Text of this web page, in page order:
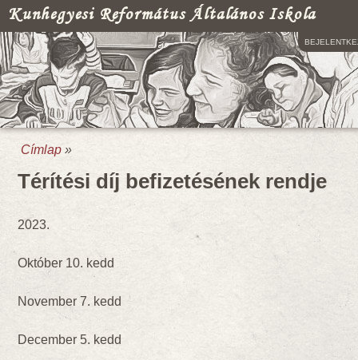
Kunhegyesi Református Általános Iskola
Jelenlegi hely
Címlap »
Térítési díj befizetésének rendje
2023.
Október 10. kedd
November 7. kedd
December 5. kedd